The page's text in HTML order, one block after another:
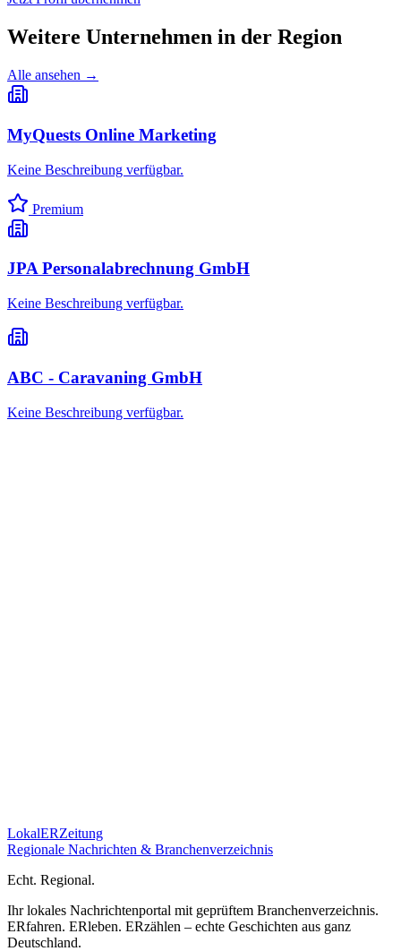
Weitere Unternehmen in der Region
Alle ansehen →
MyQuests Online Marketing
Keine Beschreibung verfügbar.
Premium
JPA Personalabrechnung GmbH
Keine Beschreibung verfügbar.
ABC - Caravaning GmbH
Keine Beschreibung verfügbar.
LokalERZeitung
Regionale Nachrichten & Branchenverzeichnis
Echt. Regional.
Ihr lokales Nachrichtenportal mit geprüftem Branchenverzeichnis.
ERfahren. ERleben. ERzählen – echte Geschichten aus ganz
Deutschland.